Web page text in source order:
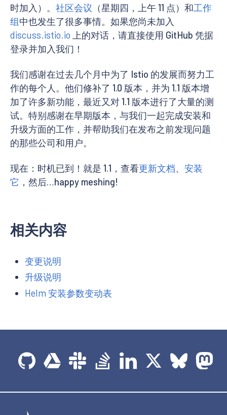
时加入）。 社区会议 （星期四，上午 11 点）和工作
组中也发生了很多事情。如果您尚未加入
discuss.istio.io 上的对话，请直接使用 GitHub 凭据
登录并加入我们！
我们感谢在过去几个月中为了 Istio 的发展而努力工
作的每个人。他们修补了 1.0 版本，并为 1.1 版本增
加了许多新功能，最近又对 1.1 版本进行了大量的测
试。特别感谢在早期版本，与我们一起完成安装和
升级方面的工作，并帮助我们在发布之前发现问题
的那些公司和用户。
现在：时机已到！就是 1.1，查看更新文档、 安装
它 ，然后…happy meshing!
相关内容
变更说明
升级说明
Helm 安装参数变动表